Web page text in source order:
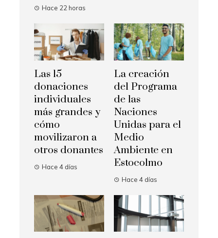
Hace 22 horas
Las 15
donaciones
individuales
más grandes y
cómo
movilizaron a
otros donantes
Hace 4 días
La creación
del Programa
de las
Naciones
Unidas para el
Medio
Ambiente en
Estocolmo
Hace 4 días